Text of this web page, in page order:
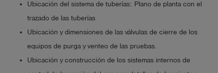
Ubicación del sistema de tuberías: Plano de planta con el
trazado de las tuberías
Ubicación y dimensiones de las válvulas de cierre de los
equipos de purga y venteo de las pruebas.
Ubicación y construcción de los sistemas internos de